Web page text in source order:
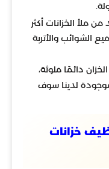
ملأ الخزانات أكثر
الشوائب والأتربة
دائمًا ملوثة،
لدينا سوف
خزانات